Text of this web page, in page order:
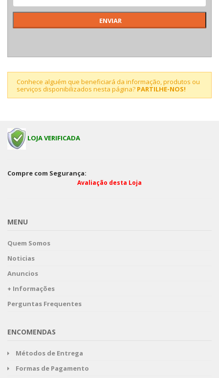
Conhece alguém que beneficiará da informação, produtos ou
serviços disponibilizados nesta página? PARTILHE-NOS!
LOJA VERIFICADA
Compre com Segurança:
Avaliação desta Loja
MENU
Quem Somos
Noticias
Anuncios
+ Informações
Perguntas Frequentes
ENCOMENDAS
Métodos de Entrega
Formas de Pagamento